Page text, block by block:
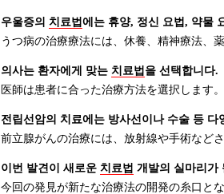
우울증의 치료법 에는 휴양, 정신 요법, 약물
うつ病の治療療法には、休養、精神療法、
의사는 환자에게 맞는 치료법 을 선택합니다.
医師は患者に合った治療方法を選択します。
전립선암의 치료에는 방사선이나 수술 등 다
前立腺がんの治療には、放射線や手術など
이번 발견이 새로운 치료법 개발의 실마리가
今回の発見が新たな治療法の開発の糸口と